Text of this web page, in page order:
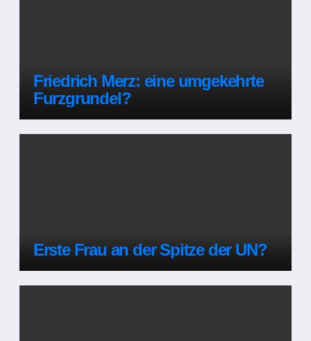
Friedrich Merz: eine umgekehrte
Furzgrundel?
Erste Frau an der Spitze der UN?